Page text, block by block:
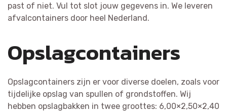
past of niet. Vul tot slot jouw gegevens in. We leveren
afvalcontainers door heel Nederland.
Opslagcontainers
Opslagcontainers zijn er voor diverse doelen, zoals voor
tijdelijke opslag van spullen of grondstoffen. Wij
hebben opslagbakken in twee groottes: 6,00×2,50×2,40